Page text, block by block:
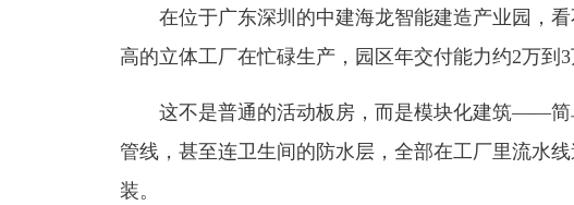
在位于广东深圳的中建海龙智能建造产业园，
高的立体工厂在忙碌生产，园区年交付能力约2万到3
这不是普通的活动板房，而是模块化建筑——简
管线，甚至连卫生间的防水层，全部在工厂里流水
装。